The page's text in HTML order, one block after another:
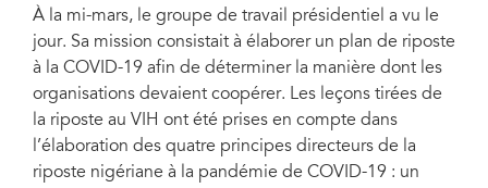
nécessaires de toute urgence par les Nations Unies pour riposter à la
COVID-19. Photo : UNIC/ Oluseyi Soremekun
À la mi-mars, le groupe de travail présidentiel a vu le
jour. Sa mission consistait à élaborer un plan de riposte
à la COVID-19 afin de déterminer la manière dont les
organisations devaient coopérer. Les leçons tirées de
la riposte au VIH ont été prises en compte dans
l’élaboration des quatre principes directeurs de la
riposte nigériane à la pandémie de COVID-19 : un